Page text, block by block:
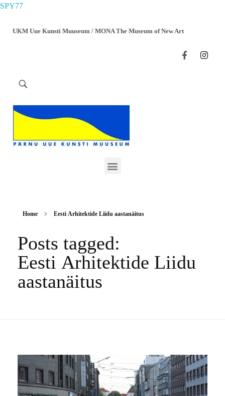
SPY77
UKM Uue Kunsti Muuseum / MONA The Museum of New Art
Home Eesti Arhitektide Liidu aastanäitus
Posts tagged:
Eesti Arhitektide Liidu
aastanäitus